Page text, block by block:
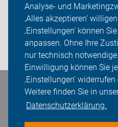
Analyse- und
‚Alles akzeptieren‘
‚Einstellungen‘ können
anpassen. Ohne Ihre
nur technisch
Einwilligung können Sie
‚Einstellungen‘
Weitere finden Sie in
Datenschutzerklärung.
Sei dabei
Presse
Login
Bleiben Sie in Kontakt